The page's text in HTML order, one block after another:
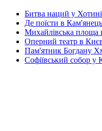
Битва наций у Хотині
Де поїсти в
Михайлівська площа
Оперний театр в
Пам'ятник Богдану
Софіївський собор у